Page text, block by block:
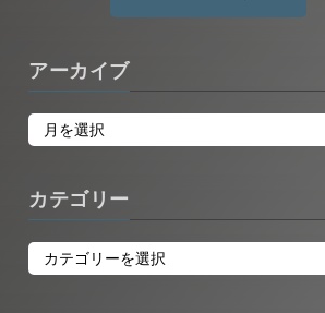
アーカイブ
カテゴリー